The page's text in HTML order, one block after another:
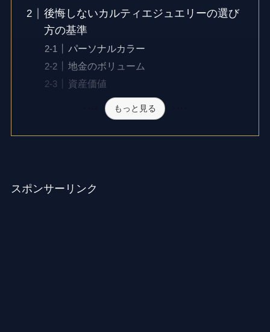
後悔しないカルティエジュエリーの選び
方の基準
パーソナルカラー
地金のボリューム
資産価値
もっと見る
スポンサーリンク